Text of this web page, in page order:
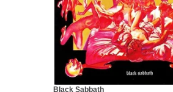
Black Sabbath